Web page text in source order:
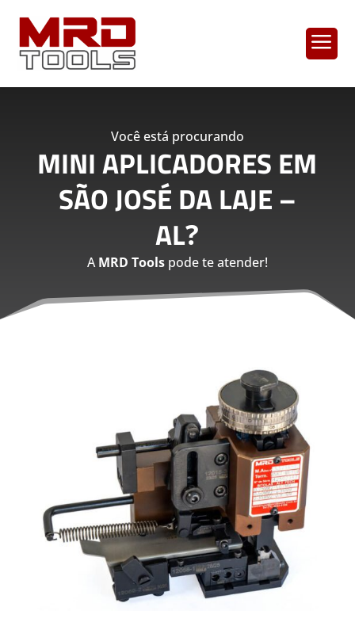
a
Você está procurando
MINI APLICADORES EM
SÃO JOSÉ DA LAJE –
AL?
AMRD Toolspode te atender!